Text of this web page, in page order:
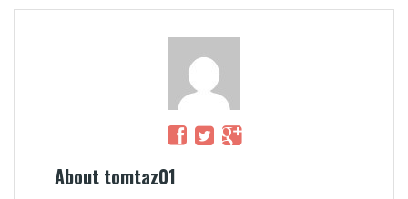
About tomtaz01